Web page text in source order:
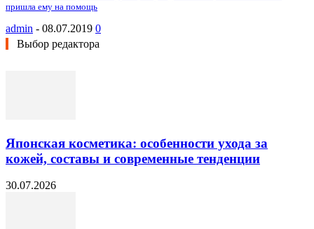
пришла ему на помощь
admin - 08.07.2019 0
Выбор редактора
Японская косметика: особенности ухода за
кожей, составы и современные тенденции
30.07.2026